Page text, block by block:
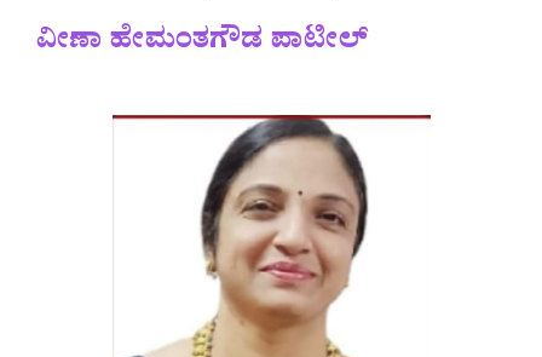
ವೀಣಾ ಹೇಮಂತಗೌಡ ಪಾಟೀಲ್